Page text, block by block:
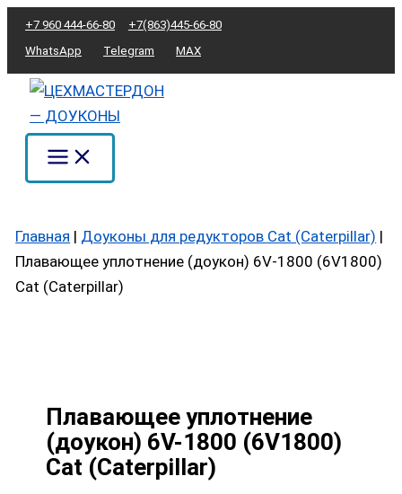
Перейти
содержимому
+7 960 444-66-80
+7(863)445-66-80
WhatsApp
Telegram MAX
Главная | Доуконы для редукторов Cat (Caterpillar) |
Плавающее уплотнение (доукон) 6V-1800 (6V1800)
Cat (Caterpillar)
Плавающее уплотнение
(доукон) 6V-1800 (6V1800)
Cat (Caterpillar)
Количество
Плавающее
уплотнение
(доукон)
6V-
1800
(6V1800)
(Caterpillar)